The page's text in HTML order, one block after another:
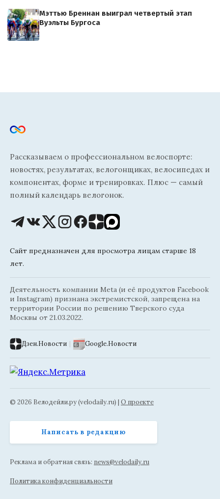
Мэттью Бреннан выиграл четвертый этап
Вуэльты Бургоса
Рассказываем о профессиональном велоспорте:
новостях, результатах, велогонщиках, велосипедах и
компонентах, форме и тренировках. Плюс — самый
полный календарь велогонок.
Сайт предназначен для просмотра лицам старше 18
лет.
Деятельность компании Meta (и её продуктов Facebook
и Instagram) признана экстремистской, запрещена на
территории России по решению Тверского суда
Москвы от 21.03.2022.
Дзен.Новости Google.Новости
© 2026 Велодейли.ру (velodaily.ru) | О проекте
Написать в редакцию
Реклама и обратная связь: news@velodaily.ru
Политика конфиденциальности